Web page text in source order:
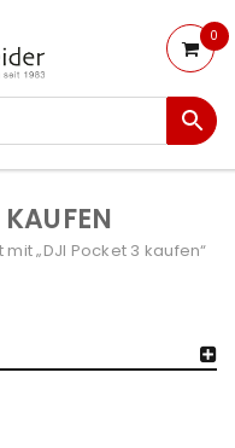
0
„DJI Pocket 3 kaufen“